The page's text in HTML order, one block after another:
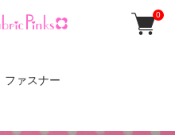
0
ファスナー